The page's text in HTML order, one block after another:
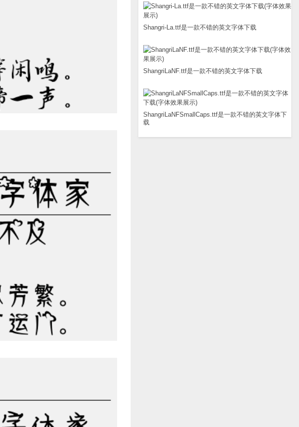
Shangri-La.ttf是一款不错的英文字体下载
ShangriLaNF.ttf是一款不错的英文字体下载
ShangriLaNFSmallCaps.ttf是一款不错的英文字体下
载